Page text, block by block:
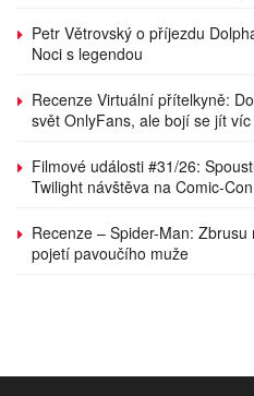
Petr Větrovský o příjezdu
Noci s legendou
Recenze Virtuální přítelkyně:
svět OnlyFans, ale bojí se jít
Filmové události #31/26:
Twilight návštěva na Comic-
Recenze – Spider-Man:
pojetí pavoučího muže